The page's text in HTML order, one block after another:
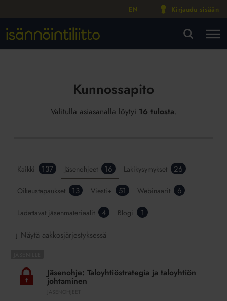
EN Kirjaudu sisään
Kunnossapito
Valitulla asiasanalla löytyi 16 tulosta.
Kaikki 137 Jäsenohjeet 16 Lakikysymykset 26
Oikeustapaukset 13 Viesti+ 51 Webinaarit 6
Ladattavat jäsenmateriaalit 4 Blogi 1
↓ Näytä aakkosjärjestyksessä
TaloyhtiöstrategiaJäsenohje: Taloyhtiöstrategia ja taloyhtiön
johtaminen